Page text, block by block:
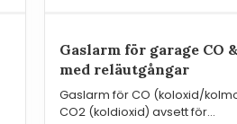
Gaslarm för garage CO
med reläutgångar
Gaslarm för CO (koloxid/
CO2 (koldioxid) avsett för